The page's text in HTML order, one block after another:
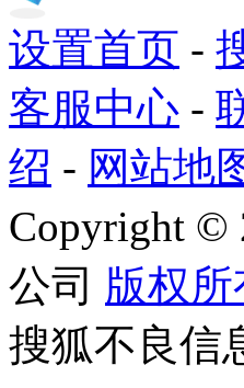
设置首页 -
客服中心 -
绍 - 网站地
Copyright ©
公司 版权所
搜狐不良信